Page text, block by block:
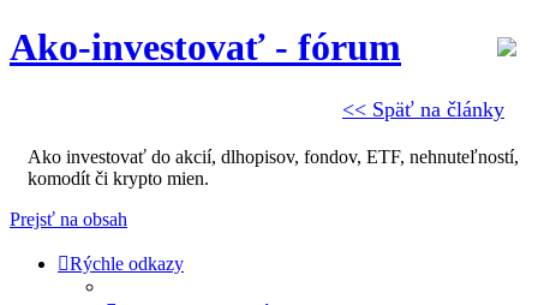
<< Späť na články
Ako-investovať - fórum
Ako investovať do akcií, dlhopisov, fondov, ETF, nehnuteľností,
komodít či krypto mien.
Prejsť na obsah
Rýchle odkazy